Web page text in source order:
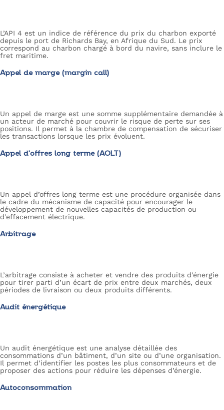
L’API 4 est un indice de référence du prix du charbon exporté
depuis le port de Richards Bay, en Afrique du Sud. Le prix
correspond au charbon chargé à bord du navire, sans inclure le
fret maritime.
Appel de marge (margin call)
Un appel de marge est une somme supplémentaire demandée à
un acteur de marché pour couvrir le risque de perte sur ses
positions. Il permet à la chambre de compensation de sécuriser
les transactions lorsque les prix évoluent.
Appel d’offres long terme (AOLT)
Un appel d’offres long terme est une procédure organisée dans
le cadre du mécanisme de capacité pour encourager le
développement de nouvelles capacités de production ou
d’effacement électrique.
Arbitrage
L’arbitrage consiste à acheter et vendre des produits d’énergie
pour tirer parti d’un écart de prix entre deux marchés, deux
périodes de livraison ou deux produits différents.
Audit énergétique
Un audit énergétique est une analyse détaillée des
consommations d’un bâtiment, d’un site ou d’une organisation.
Il permet d’identifier les postes les plus consommateurs et de
proposer des actions pour réduire les dépenses d’énergie.
Autoconsommation